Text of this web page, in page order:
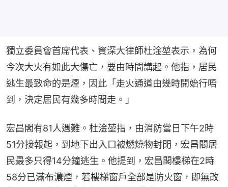
獨立委員會首席代表、資深大律師杜淦堃表示，為何
今次大火有如此大傷亡，要由時間講起。他指，居民
逃生最致命的是煙，因此「走火通道由幾時開始行唔
到，決定居民有幾多時間走。」
宏昌閣有81人遇難。杜淦堃指，由消防當日下午2時
51分接報起，到地下出入口被燃燒物封閉，宏昌閣居
民最多只得14分鐘逃生。他提到，宏昌閣樓梯在2時
58分已滿布濃煙，若樓梯窗戶全部是防火窗，即無改